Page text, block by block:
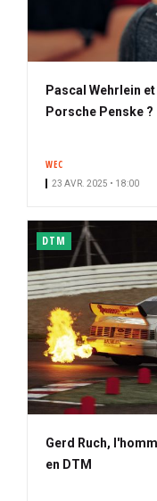
Pascal Wehrlein
Porsche Penske ?
WEC
23 AVR. 2025 • 18:00
DTM
Gerd Ruch,
en DTM